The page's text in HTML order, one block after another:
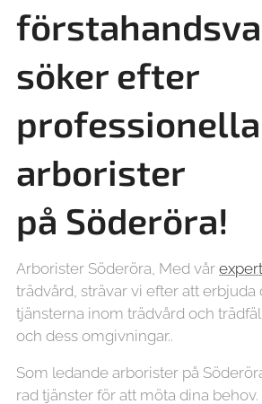
söker efter
professionella
arborister
på Söderöra!
Arborister Söderöra, Med vår
trädvård, strävar vi efter att erbjuda
tjänsterna inom trädvård och
och dess omgivningar..
Som ledande arborister på
rad tjänster för att möta dina